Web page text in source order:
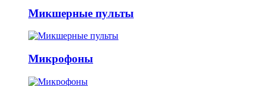
Микшерные пульты
Микрофоны